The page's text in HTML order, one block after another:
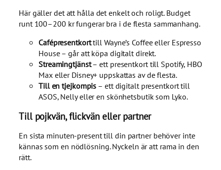
Här gäller det att hålla det enkelt och roligt. Budget
runt 100–200 kr fungerar bra i de flesta sammanhang.
Cafépresentkorttill Wayne’s Coffee eller Espresso
House – går att köpa digitalt direkt.
Streamingtjänst– ett presentkort till Spotify, HBO
Max eller Disney+ uppskattas av de flesta.
Till en tjejkompis– ett digitalt presentkort till
ASOS, Nelly eller en skönhetsbutik som Lyko.
Till pojkvän, flickvän eller partner
En sista minuten-present till din partner behöver inte
kännas som en nödlösning. Nyckeln är att rama in den
rätt.